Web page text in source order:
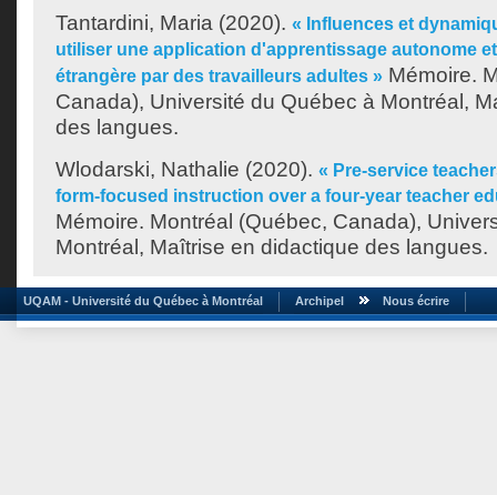
Tantardini, Maria (2020). « Influences et
utiliser une application d'apprentissage autonome
étrangère par des travailleurs adultes » Mémoire.
Canada), Université du Québec à Montréal,
des langues.
Wlodarski, Nathalie (2020). « Pre-service
form-focused instruction over a four-year teacher
Mémoire. Montréal (Québec, Canada),
Montréal, Maîtrise en didactique des langues.
UQAM - Université du Québec à Montréal Archipel Nous écrire